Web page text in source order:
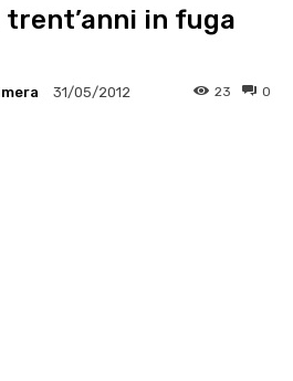
trent’anni in fuga
31/05/2012 0
23